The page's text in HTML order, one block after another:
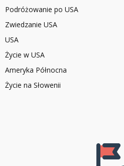
Podróżowanie po USA
Zwiedzanie USA
USA
Życie w USA
Ameryka Północna
Życie na Słowenii